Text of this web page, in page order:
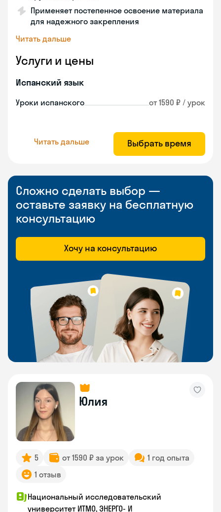
Применяет постепенное освоение материала
для надежного закрепления
Читать дальше
Услуги и цены
Испанский язык
Уроки испанского от 1590 ₽ / урок
Читать дальше Выбрать время
Сложно сделать выбор —
оставьте заявку на бесплатную
консультацию
Хочу на консультацию
Юлия
5 от 1590 ₽ за урок
1 год опыта
1 отзыв
Национальный исследовательский
университет ИТМО, ЭНЕРГО- И